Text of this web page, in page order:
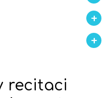
AI Ambasador
Soutěže
recitaci